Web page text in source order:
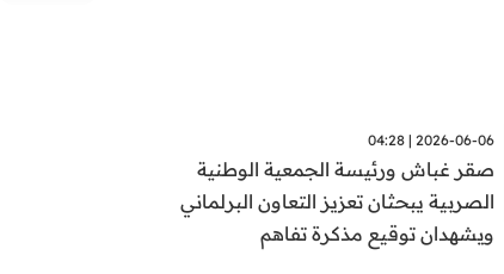
2026-06-06 | 04:28
صقر غباش ورئيسة الجمعية الوطنية
الصربية يبحثان تعزيز التعاون البرلماني
ويشهدان توقيع مذكرة تفاهم